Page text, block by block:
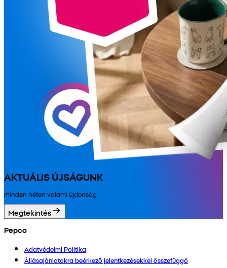
AKTUÁLIS ÚJSÁGUNK
minden héten valami újdonság
Megtekintés
Pepco
Adatvédelmi Politika
Állásajánlatokra beérkező jelentkezésekkel összefüggő